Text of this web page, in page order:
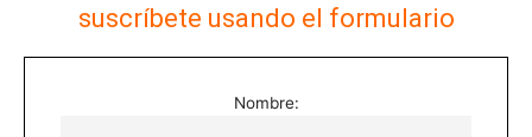
suscríbete usando el formulario
Nombre: